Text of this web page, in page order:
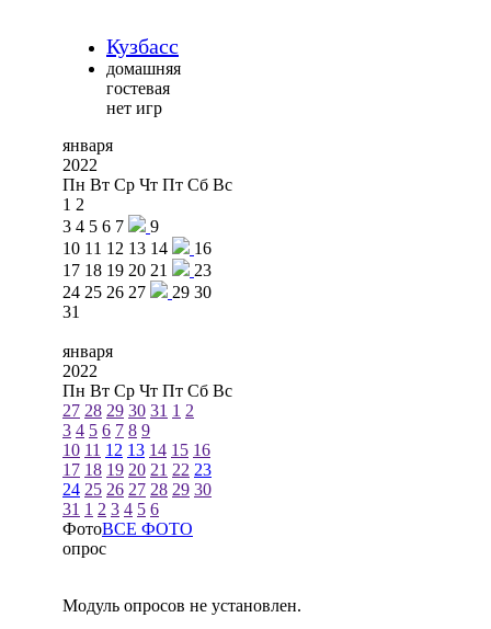
Кузбасс
домашняя
гостевая
нет игр
января
2022
Пн Вт Ср Чт Пт Сб Вс
1 2
3 4 5 6 7
9
10 11 12 13 14
16
17 18 19 20 21
23
24 25 26 27 29 30
31
января
2022
Пн Вт Ср Чт Пт Сб Вс
27 28 29 30 31 1 2
3 4 5 6 7 8 9
10 11 12 13 14 15 16
17 18 19 20 21 22 23
24 25 26 27 28 29 30
31 1 2 3 4 5 6
ФотоВСЕ ФОТО
опрос
Модуль опросов не установлен.